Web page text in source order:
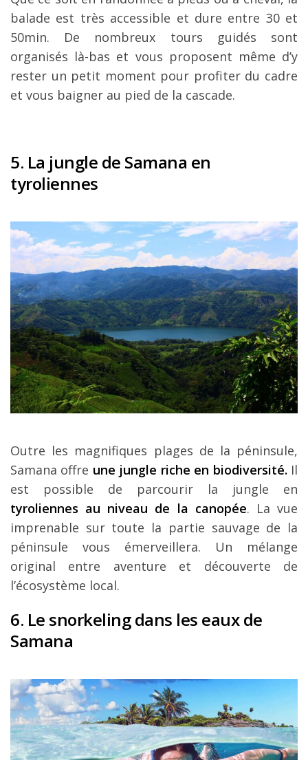
balade est très accessible et dure entre 30 et
50min. De nombreux tours guidés sont
organisés là-bas et vous proposent même d’y
rester un petit moment pour profiter du cadre
et vous baigner au pied de la cascade.
5. La jungle de Samana en
tyroliennes
Outre les magnifiques plages de la péninsule,
Samana offre une jungle riche en biodiversité. Il
est possible de parcourir la jungle en
tyroliennes au niveau de la canopée. La vue
imprenable sur toute la partie sauvage de la
péninsule vous émerveillera. Un mélange
original entre aventure et découverte de
l’écosystème local.
6. Le snorkeling dans les eaux de
Samana